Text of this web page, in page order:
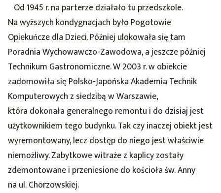
Od 1945 r. na parterze działało tu przedszkole.
Na wyższych kondygnacjach było Pogotowie
Opiekuńcze dla Dzieci. Później ulokowała się tam
Poradnia Wychowawczo-Zawodowa, a jeszcze później
Technikum Gastronomiczne. W 2003 r. w obiekcie
zadomowiła się Polsko-Japońska Akademia Technik
Komputerowych z siedzibą w Warszawie,
która dokonała generalnego remontu i do dzisiaj jest
użytkownikiem tego budynku. Tak czy inaczej obiekt jest
wyremontowany, lecz dostęp do niego jest właściwie
niemożliwy. Zabytkowe witraże z kaplicy zostały
zdemontowane i przeniesione do kościoła św. Anny
na ul. Chorzowskiej.